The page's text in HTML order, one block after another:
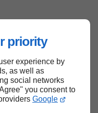
priority
experience by
as well as
social networks
you consent to
Google